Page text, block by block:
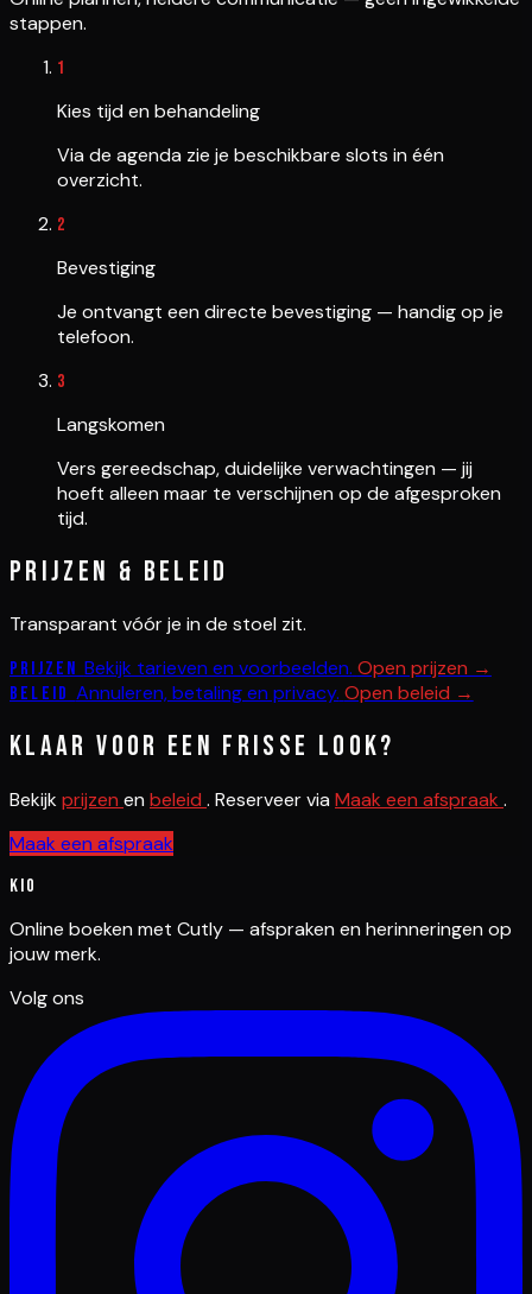
stappen.
1
Kies tijd en behandeling
Via de agenda zie je beschikbare slots in één
overzicht.
2
Bevestiging
Je ontvangt een directe bevestiging — handig op je
telefoon.
3
Langskomen
Vers gereedschap, duidelijke verwachtingen — jij
hoeft alleen maar te verschijnen op de afgesproken
tijd.
Prijzen & beleid
Transparant vóór je in de stoel zit.
Prijzen Bekijk tarieven en voorbeelden. Open prijzen →
Beleid Annuleren, betaling en privacy. Open beleid →
Klaar voor een frisse look?
Bekijkprijzen en beleid . Reserveer via Maak een afspraak .
Maak een afspraak
Kio
Online boeken met Cutly — afspraken en herinneringen op
jouw merk.
Volg ons